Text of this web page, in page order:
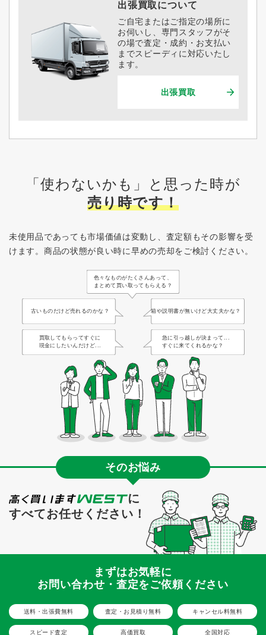
出張買取について
ご自宅またはご指定の場所に
お伺いし、専門スタッフがそ
の場で査定・成約・お支払い
までスピーディに対応いたし
ます。
出張買取
「使わないかも」と思った時が
売り時です！
未使用品であっても市場価値は変動し、査定額もその影響を受
けます。 商品の状態が良い時に早めの売却をご検討ください。
色々なものがたくさんあって、
まとめて買い取ってもらえる？
古いものだけど売れるのかな？ 箱や説明書が無いけど大丈夫かな？
買取してもらってすぐに
現金にしたいんだけど...
急に引っ越しが決まって...
すぐに来てくれるかな？
そのお悩み
に
すべてお任せください！
まずはお気軽に
お問い合わせ・査定をご依頼ください
送料・出張費無料 査定・お見積り無料 キャンセル料無料
スピード査定 高価買取 全国対応